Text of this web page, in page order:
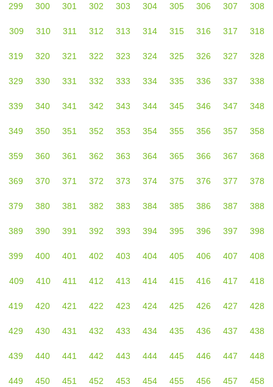
299 300 301 302 303 304 305 306 307 308
309 310 311 312 313 314 315 316 317 318
319 320 321 322 323 324 325 326 327 328
329 330 331 332 333 334 335 336 337 338
339 340 341 342 343 344 345 346 347 348
349 350 351 352 353 354 355 356 357 358
359 360 361 362 363 364 365 366 367 368
369 370 371 372 373 374 375 376 377 378
379 380 381 382 383 384 385 386 387 388
389 390 391 392 393 394 395 396 397 398
399 400 401 402 403 404 405 406 407 408
409 410 411 412 413 414 415 416 417 418
419 420 421 422 423 424 425 426 427 428
429 430 431 432 433 434 435 436 437 438
439 440 441 442 443 444 445 446 447 448
449 450 451 452 453 454 455 456 457 458